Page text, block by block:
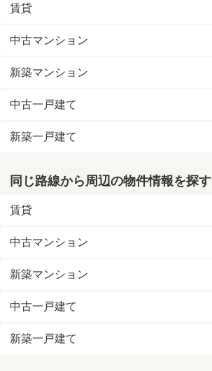
賃貸
中古マンション
新築マンション
中古一戸建て
新築一戸建て
同じ路線から周辺の物件情報を探す
賃貸
中古マンション
新築マンション
中古一戸建て
新築一戸建て